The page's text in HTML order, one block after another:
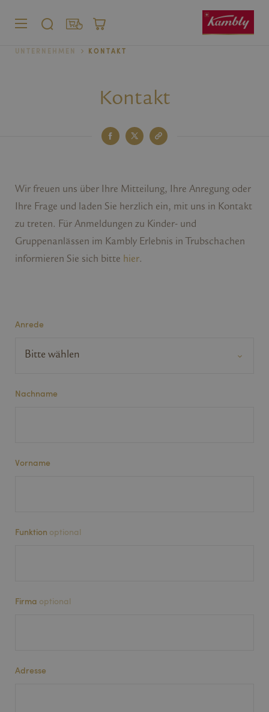
MENÜ SUCHE SHOP
Privatkunden
WARENKORB
UNTERNEHMEN KONTAKT
Kontakt
Wir freuen uns über Ihre Mitteilung, Ihre Anregung oder
Ihre Frage und laden Sie herzlich ein, mit uns in Kontakt
zu treten. Für Anmeldungen zu Kinder- und
Gruppenanlässen im Kambly Erlebnis in Trubschachen
informieren Sie sich bitte hier.
Anrede
Nachname
Vorname
Funktion optional
Firma optional
Adresse